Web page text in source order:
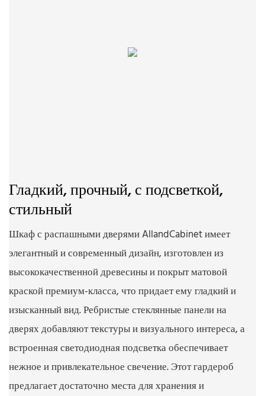
Гладкий, прочный, с подсветкой,
стильный
Шкаф с распашными дверями AllandCabinet имеет
элегантный и современный дизайн, изготовлен из
высококачественной древесины и покрыт матовой
краской премиум-класса, что придает ему гладкий и
изысканный вид. Ребристые стеклянные панели на
дверях добавляют текстуры и визуального интереса, а
встроенная светодиодная подсветка обеспечивает
нежное и привлекательное свечение. Этот гардероб
предлагает достаточно места для хранения и